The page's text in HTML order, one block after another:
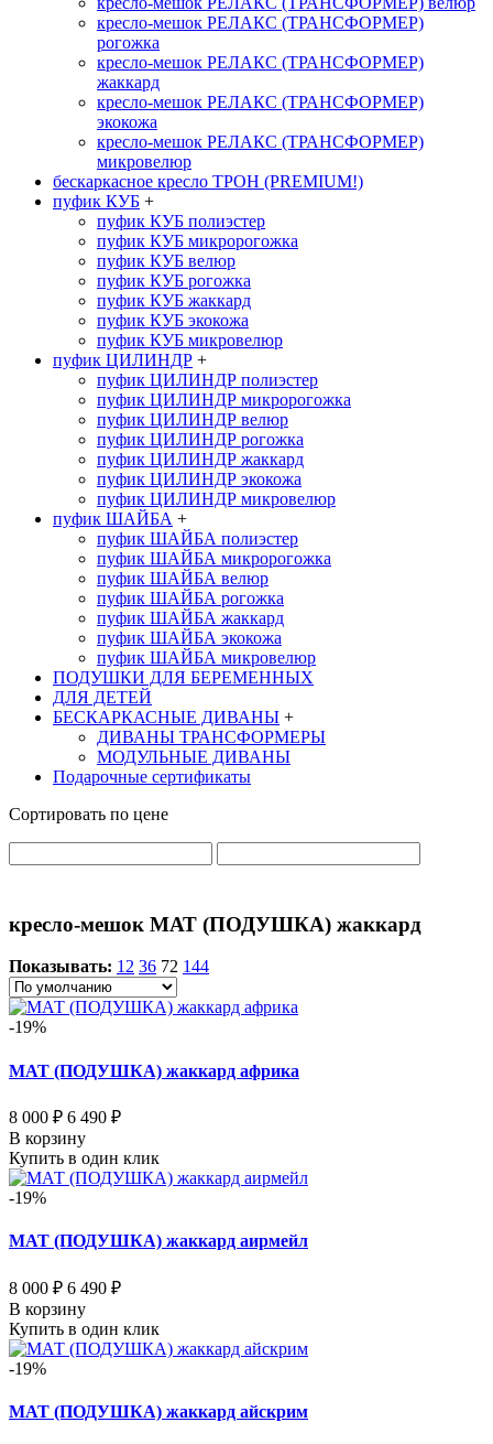
кресло-мешок РЕЛАКС (ТРАНСФОРМЕР)
рогожка
кресло-мешок РЕЛАКС (ТРАНСФОРМЕР)
жаккард
кресло-мешок РЕЛАКС (ТРАНСФОРМЕР)
экокожа
кресло-мешок РЕЛАКС (ТРАНСФОРМЕР)
микровелюр
бескаркасное кресло ТРОН (PREMIUM!)
пуфик КУБ +
пуфик КУБ полиэстер
пуфик КУБ микророгожка
пуфик КУБ велюр
пуфик КУБ рогожка
пуфик КУБ жаккард
пуфик КУБ экокожа
пуфик КУБ микровелюр
пуфик ЦИЛИНДР +
пуфик ЦИЛИНДР полиэстер
пуфик ЦИЛИНДР микророгожка
пуфик ЦИЛИНДР велюр
пуфик ЦИЛИНДР рогожка
пуфик ЦИЛИНДР жаккард
пуфик ЦИЛИНДР экокожа
пуфик ЦИЛИНДР микровелюр
пуфик ШАЙБА +
пуфик ШАЙБА полиэстер
пуфик ШАЙБА микророгожка
пуфик ШАЙБА велюр
пуфик ШАЙБА рогожка
пуфик ШАЙБА жаккард
пуфик ШАЙБА экокожа
пуфик ШАЙБА микровелюр
ПОДУШКИ ДЛЯ БЕРЕМЕННЫХ
ДЛЯ ДЕТЕЙ
БЕСКАРКАСНЫЕ ДИВАНЫ +
ДИВАНЫ ТРАНСФОРМЕРЫ
МОДУЛЬНЫЕ ДИВАНЫ
Подарочные сертификаты
Сортировать по цене
кресло-мешок МАТ (ПОДУШКА) жаккард
Показывать: 12 36 72 144
-19%
МАТ (ПОДУШКА) жаккард африка
8 000 ₽ 6 490 ₽
В корзину
Купить в один клик
-19%
МАТ (ПОДУШКА) жаккард аирмейл
8 000 ₽ 6 490 ₽
В корзину
Купить в один клик
-19%
МАТ (ПОДУШКА) жаккард айскрим